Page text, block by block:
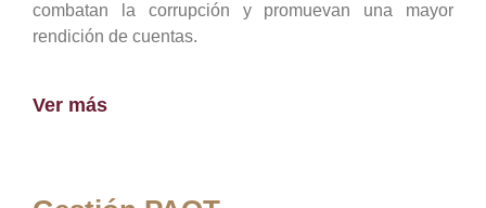
combatan la corrupción y promuevan una mayor
rendición de cuentas.
Ver más